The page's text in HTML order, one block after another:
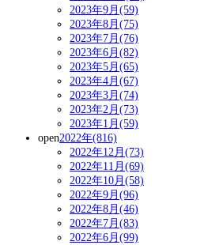
2023年9月(59)
2023年8月(75)
2023年7月(76)
2023年6月(82)
2023年5月(65)
2023年4月(67)
2023年3月(74)
2023年2月(73)
2023年1月(59)
open2022年(816)
2022年12月(73)
2022年11月(69)
2022年10月(58)
2022年9月(96)
2022年8月(46)
2022年7月(83)
2022年6月(99)